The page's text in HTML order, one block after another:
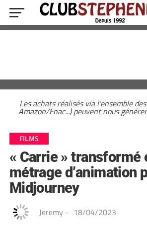
Les achats réalisés via l'ensemble
Amazon/Fnac...) peuvent nous
FILMS
« Carrie » transformé
métrage d’animation
Midjourney
Jeremy - 18/04/2023